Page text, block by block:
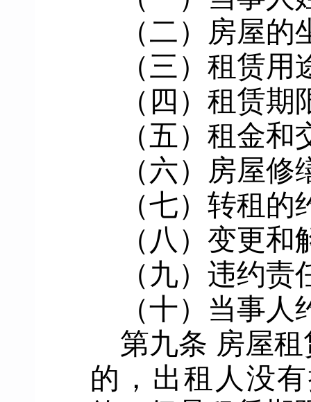
（二）
房屋的
（三） 租赁用
（四） 租赁期
（五） 租金和
（六）
房屋修
（七） 转租的
（八） 变更和
（九） 违约责
（十） 当事人
第九条 房屋
的， 出租人没